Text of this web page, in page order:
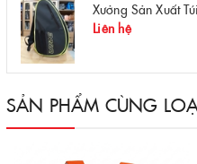
Liên hệ
SẢN PHẨM CÙNG